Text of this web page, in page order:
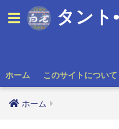
タント
ホーム このサイトについて
ホーム